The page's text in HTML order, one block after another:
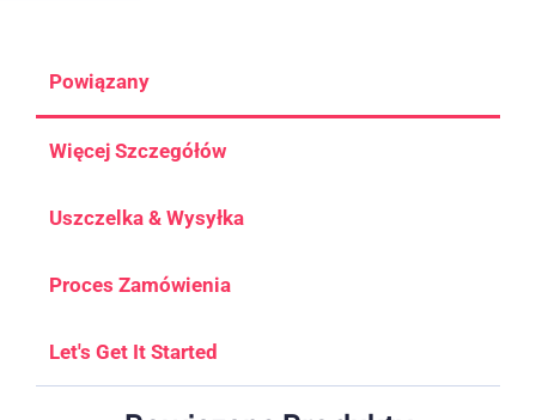
Powiązany
Więcej Szczegółów
Uszczelka & Wysyłka
Proces Zamówienia
Let's Get It Started